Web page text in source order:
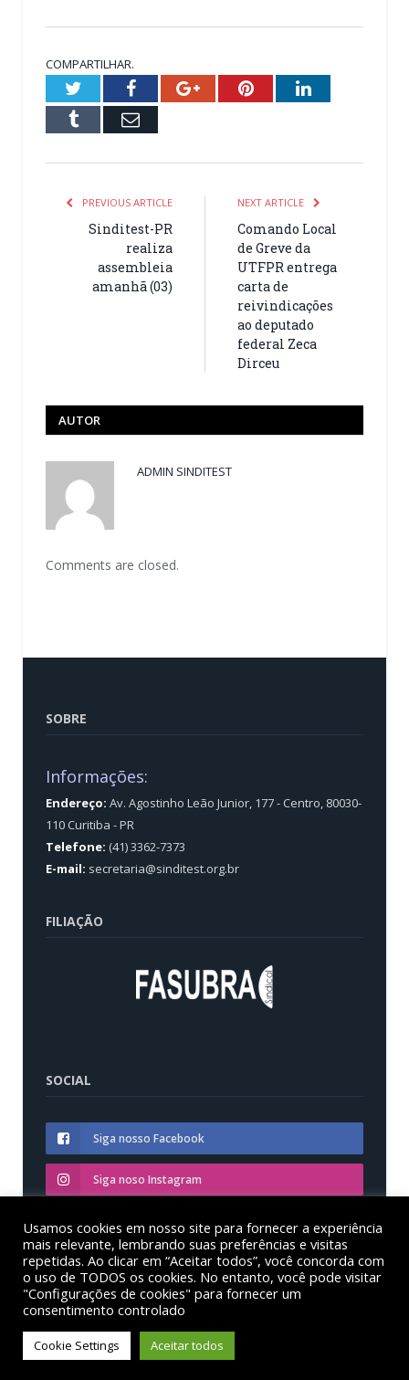
COMPARTILHAR.
TwitterFacebookGoogle+PinterestLinkedIn
Tumblr Email
PREVIOUS ARTICLE
Sinditest-PR
realiza
assembleia
amanhã (03)
NEXT ARTICLE
Comando Local
de Greve da
UTFPR entrega
carta de
reivindicações
ao deputado
federal Zeca
Dirceu
AUTOR
ADMIN SINDITEST
Comments are closed.
SOBRE
Informações:
Endereço: Av. Agostinho Leão Junior, 177 - Centro, 80030-
110 Curitiba - PR
Telefone: (41) 3362-7373
E-mail: secretaria@sinditest.org.br
FILIAÇÃO
SOCIAL
Siga nosso Facebook
Siga noso Instagram
Siga nosso YouTube
© Sinditest – Sindicato dos trabalhadores em educação
das instituições federais de ensino superior no estado
do Paraná
Usamos cookies em nosso site para fornecer a experiência
mais relevante, lembrando suas preferências e visitas
repetidas. Ao clicar em “Aceitar todos”, você concorda com
o uso de TODOS os cookies. No entanto, você pode visitar
"Configurações de cookies" para fornecer um
consentimento controlado
Cookie Settings Aceitar todos